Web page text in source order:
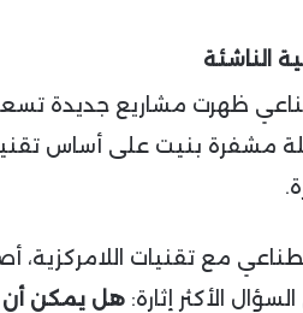
ظهرت مشاريع جديدة
مشفرة بنيت على أساس
الأكثر إثارة: